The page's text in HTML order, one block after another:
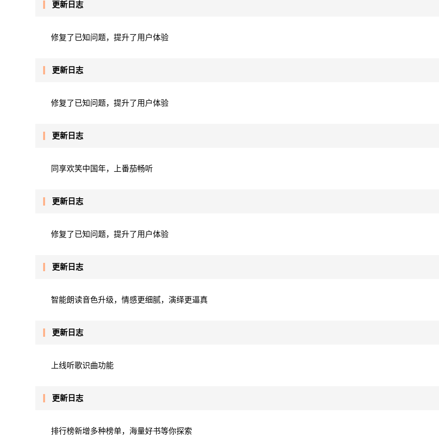
更新日志
修复了已知问题，提升了用户体验
更新日志
修复了已知问题，提升了用户体验
更新日志
同享欢笑中国年，上番茄畅听
更新日志
修复了已知问题，提升了用户体验
更新日志
智能朗读音色升级，情感更细腻，演绎更逼真
更新日志
上线听歌识曲功能
更新日志
排行榜新增多种榜单，海量好书等你探索